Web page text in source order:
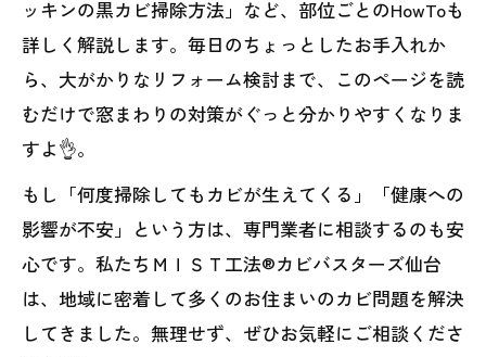
ッキンの黒カビ掃除方法」など、部位ごとのHowToも
詳しく解説します。毎日のちょっとしたお手入れか
ら、大がかりなリフォーム検討まで、このページを読
むだけで窓まわりの対策がぐっと分かりやすくなりま
すよ👌。
もし「何度掃除してもカビが生えてくる」「健康への
影響が不安」という方は、専門業者に相談するのも安
心です。私たちＭＩＳＴ工法®カビバスターズ仙台
は、地域に密着して多くのお住まいのカビ問題を解決
してきました。無理せず、ぜひお気軽にご相談くださ